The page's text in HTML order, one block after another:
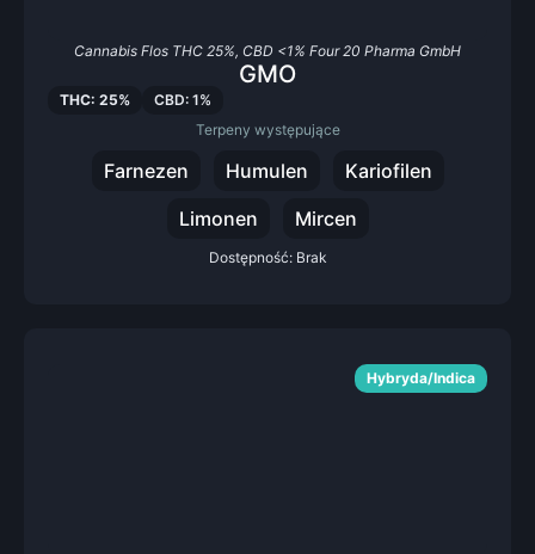
Cannabis Flos THC 25%, CBD <1% Four 20 Pharma GmbH
GMO
THC: 25%
CBD: 1%
Terpeny występujące
Farnezen Humulen
Kariofilen
Limonen
Mircen
Dostępność: Brak
Hybryda/Indica